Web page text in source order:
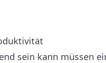
sein kann müssen